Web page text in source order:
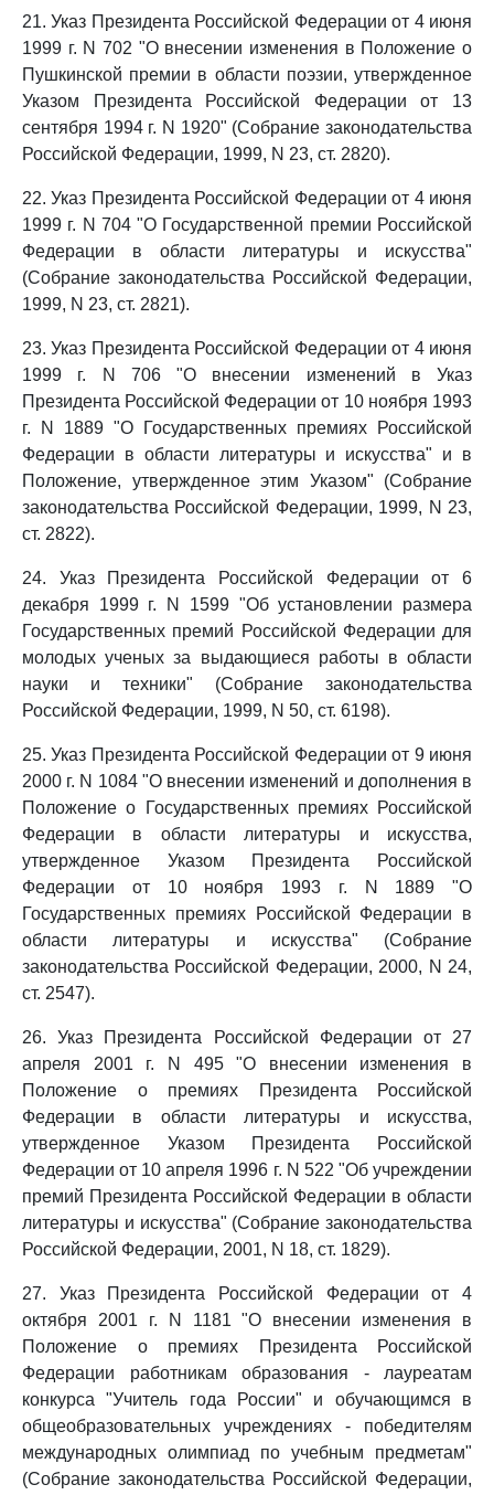
21. Указ Президента Российской Федерации от 4 июня
1999 г. N 702 "О внесении изменения в Положение о
Пушкинской премии в области поэзии, утвержденное
Указом Президента Российской Федерации от 13
сентября 1994 г. N 1920" (Собрание законодательства
Российской Федерации, 1999, N 23, ст. 2820).
22. Указ Президента Российской Федерации от 4 июня
1999 г. N 704 "О Государственной премии Российской
Федерации в области литературы и искусства"
(Собрание законодательства Российской Федерации,
1999, N 23, ст. 2821).
23. Указ Президента Российской Федерации от 4 июня
1999 г. N 706 "О внесении изменений в Указ
Президента Российской Федерации от 10 ноября 1993
г. N 1889 "О Государственных премиях Российской
Федерации в области литературы и искусства" и в
Положение, утвержденное этим Указом" (Собрание
законодательства Российской Федерации, 1999, N 23,
ст. 2822).
24. Указ Президента Российской Федерации от 6
декабря 1999 г. N 1599 "Об установлении размера
Государственных премий Российской Федерации для
молодых ученых за выдающиеся работы в области
науки и техники" (Собрание законодательства
Российской Федерации, 1999, N 50, ст. 6198).
25. Указ Президента Российской Федерации от 9 июня
2000 г. N 1084 "О внесении изменений и дополнения в
Положение о Государственных премиях Российской
Федерации в области литературы и искусства,
утвержденное Указом Президента Российской
Федерации от 10 ноября 1993 г. N 1889 "О
Государственных премиях Российской Федерации в
области литературы и искусства" (Собрание
законодательства Российской Федерации, 2000, N 24,
ст. 2547).
26. Указ Президента Российской Федерации от 27
апреля 2001 г. N 495 "О внесении изменения в
Положение о премиях Президента Российской
Федерации в области литературы и искусства,
утвержденное Указом Президента Российской
Федерации от 10 апреля 1996 г. N 522 "Об учреждении
премий Президента Российской Федерации в области
литературы и искусства" (Собрание законодательства
Российской Федерации, 2001, N 18, ст. 1829).
27. Указ Президента Российской Федерации от 4
октября 2001 г. N 1181 "О внесении изменения в
Положение о премиях Президента Российской
Федерации работникам образования - лауреатам
конкурса "Учитель года России" и обучающимся в
общеобразовательных учреждениях - победителям
международных олимпиад по учебным предметам"
(Собрание законодательства Российской Федерации,